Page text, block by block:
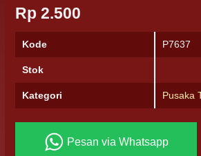
Rp 2.500
Kode P7637
Stok
Kategori Pusaka
Pesan via Whatsapp